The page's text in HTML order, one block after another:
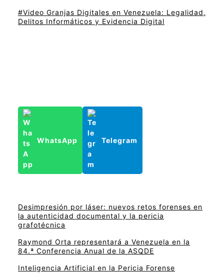
#Video Granjas Digitales en Venezuela: Legalidad,
Delitos Informáticos y Evidencia Digital
WhatsApp Telegram
Desimpresión por láser: nuevos retos forenses en
la autenticidad documental y la pericia
grafotécnica
Raymond Orta representará a Venezuela en la
84.ª Conferencia Anual de la ASQDE
Inteligencia Artificial en la Pericia Forense